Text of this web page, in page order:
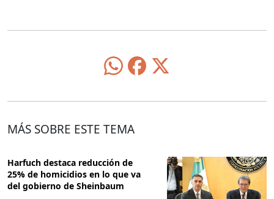
MÁS SOBRE ESTE TEMA
Harfuch destaca reducción de
25% de homicidios en lo que va
del gobierno de Sheinbaum